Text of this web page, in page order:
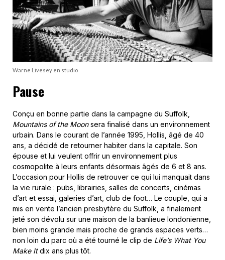
Warne Livesey en studio
Pause
Conçu en bonne partie dans la campagne du Suffolk,
Mountains of the Moonsera finalisé dans un environnement
urbain. Dans le courant de l’année 1995, Hollis, âgé de 40
ans, a décidé de retourner habiter dans la capitale. Son
épouse et lui veulent offrir un environnement plus
cosmopolite à leurs enfants désormais âgés de 6 et 8 ans.
L’occasion pour Hollis de retrouver ce qui lui manquait dans
la vie rurale : pubs, librairies, salles de concerts, cinémas
d’art et essai, galeries d’art, club de foot… Le couple, qui a
mis en vente l’ancien presbytère du Suffolk, a finalement
jeté son dévolu sur une maison de la banlieue londonienne,
bien moins grande mais proche de grands espaces verts…
non loin du parc où a été tourné le clip de Life’s What You
Make Itdix ans plus tôt.